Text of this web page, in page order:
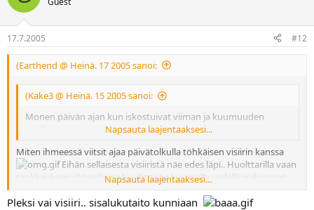
17.7.2005 #12
(Earthend @ Heinä. 17 2005 sanoi:
(Kake3 @ Heinä. 15 2005 sanoi:
Monen päivän ajan kun iskostuivat viiman ja kuumuuden
Napsauta laajentaaksesi...
Miten ihmeessä viitsit ajaa päivätolkulla töhkäisen visiirin kanssa
Eihän sellaisesta visiiristä näe edes läpi.. Huolttarilla vaan
tankkauksen yhteydessä huuhtaisee kuumalla vedellä pahimmat
jämät pois.
Napsauta laajentaaksesi...
Pleksi vai visiiri.. sisalukutaito kunniaan